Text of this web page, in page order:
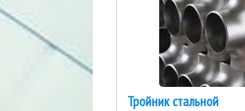
Тройник стальной